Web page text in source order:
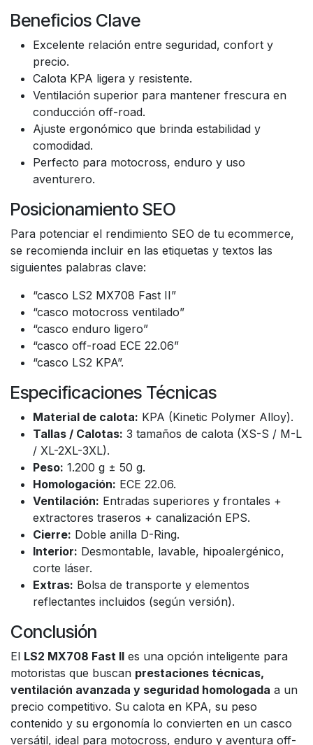
Beneficios Clave
Excelente relación entre seguridad, confort y
precio.
Calota KPA ligera y resistente.
Ventilación superior para mantener frescura en
conducción off-road.
Ajuste ergonómico que brinda estabilidad y
comodidad.
Perfecto para motocross, enduro y uso
aventurero.
Posicionamiento SEO
Para potenciar el rendimiento SEO de tu ecommerce,
se recomienda incluir en las etiquetas y textos las
siguientes palabras clave:
“casco LS2 MX708 Fast II”
“casco motocross ventilado”
“casco enduro ligero”
“casco off-road ECE 22.06”
“casco LS2 KPA”.
Especificaciones Técnicas
Material de calota: KPA (Kinetic Polymer Alloy).
Tallas / Calotas: 3 tamaños de calota (XS-S / M-L
/ XL-2XL-3XL).
Peso: 1.200 g ± 50 g.
Homologación: ECE 22.06.
Ventilación: Entradas superiores y frontales +
extractores traseros + canalización EPS.
Cierre: Doble anilla D-Ring.
Interior: Desmontable, lavable, hipoalergénico,
corte láser.
Extras: Bolsa de transporte y elementos
reflectantes incluidos (según versión).
Conclusión
El LS2 MX708 Fast II es una opción inteligente para
motoristas que buscan prestaciones técnicas,
ventilación avanzada y seguridad homologada a un
precio competitivo. Su calota en KPA, su peso
contenido y su ergonomía lo convierten en un casco
versátil, ideal para motocross, enduro y aventura off-